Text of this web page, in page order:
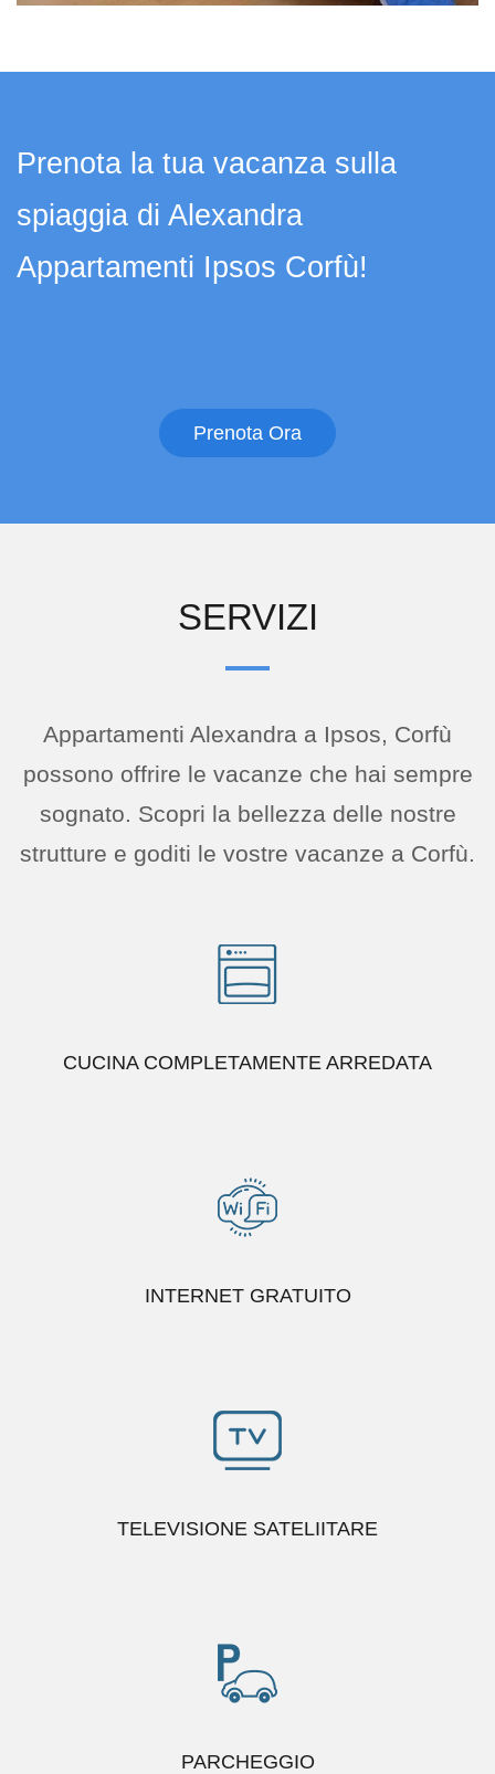
Prenota la tua vacanza sulla
spiaggia di Alexandra
Appartamenti Ipsos Corfù!
Prenota Ora
SERVIZI
Appartamenti Alexandra a Ipsos, Corfù
possono offrire le vacanze che hai sempre
sognato. Scopri la bellezza delle nostre
strutture e goditi le vostre vacanze a Corfù.
CUCINA COMPLETAMENTE ARREDATA
INTERNET GRATUITO
TELEVISIONE SATELIITARE
PARCHEGGIO